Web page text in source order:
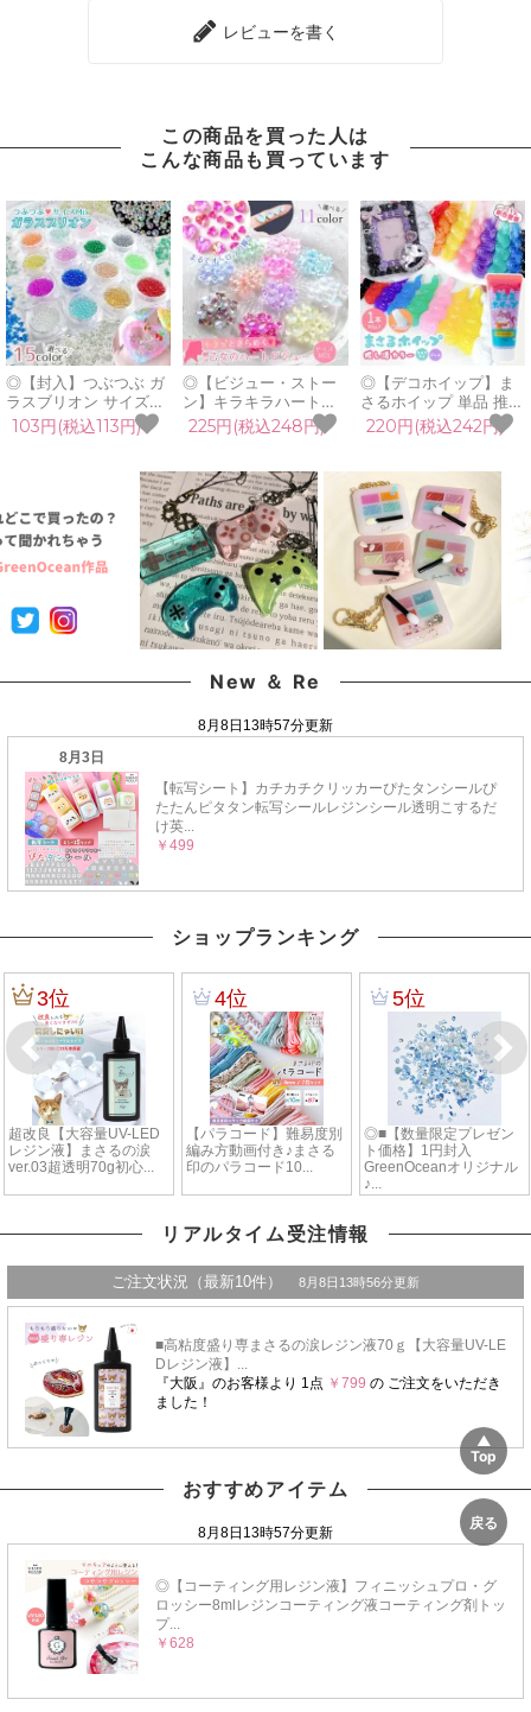
レビューを書く
この商品を買った人は
こんな商品も買っています
◎【封入】つぶつぶ ガ
ラスブリオン サイズ
mix レジン封入素材 オ
ーロラ 封入パーツ ガラ
シェイカー デコパーツ
カラフル キラキラ 手芸
クラフト 《選べる15
色》
103円(税込113円)
◎【ビジュー・ストー
ン】キラキラハートビ
ジュー サイズMIX アク
リルビジュー アクリル
ツ デコパーツ オーロラ
封入素材 UVレジン ク
ラフト 《選べる11色》
225円(税込248円)
◎【デコホイップ】ま
さるホイップ 単品 推し
活シリーズ パール クリ
ア ラメ入り 50g ホイ
フト スイーツ 手芸
GreenOceanオリジナ
ル♪《選べる18色》
220円(税込242円)
New ＆ Re
ショップランキング
リアルタイム受注情報
おすすめアイテム